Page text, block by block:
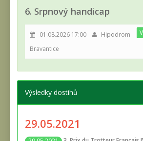
6. Srpnový handicap
01.08.2026 17:00
Hipodrom
Bravantice
Výsledky dostihů
29.05.2021